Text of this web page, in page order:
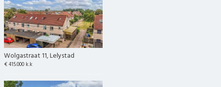
Wolgastraat 11, Lelystad
€ 415.000 k.k